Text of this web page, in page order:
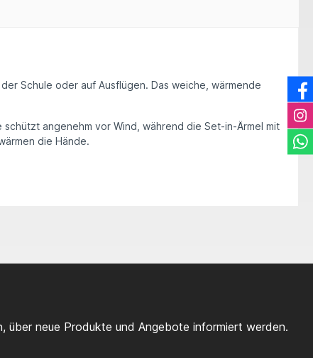
Schule oder auf Ausflügen. Das weiche, wärmende
schützt angenehm vor Wind, während die Set-in-Ärmel mit
die Hände.
über neue Produkte und Angebote informiert werden.